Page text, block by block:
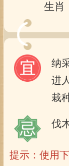
生肖
纳
进
栽
伐
提示：使用